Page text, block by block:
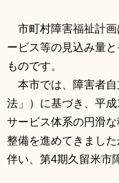
サイトマップ
RSS
サイトについて
市町村障害福祉計画
ービス等の見込み量
ものです。
本市では、障害者自
法」）に基づき、平
サービス体系の円滑
整備を進めてきまし
伴い、第4期久留米市